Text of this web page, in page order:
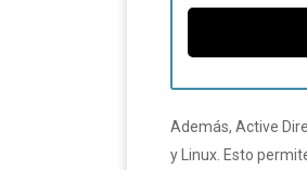
Además, Active
y Linux. Esto